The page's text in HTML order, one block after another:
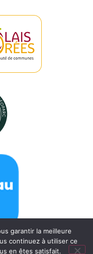
garantir la meilleure
continuez à utiliser ce
en êtes satisfait.